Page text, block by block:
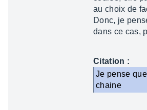
au choix de
Donc, je
dans ce cas,
Citation :
Je pense
chaine